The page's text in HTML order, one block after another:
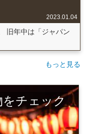
2023.01.04
旧年中は「ジャパン
もっと見る
をチェック